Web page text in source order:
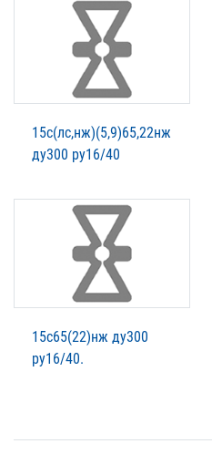
15с(лс,нж)(5,9)65,22нж
ду300 ру16/40
15с65(22)нж ду300
ру16/40.